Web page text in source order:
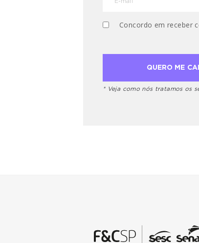
Concordo em receber
* Veja como nós tratamos os